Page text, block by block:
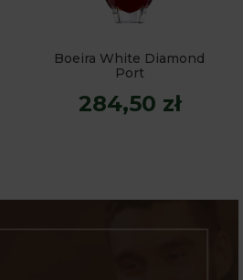
Boeira White Diamond
Port
284,50 zł